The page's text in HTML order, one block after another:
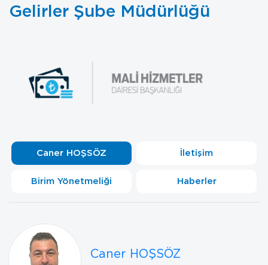
Gelirler Şube Müdürlüğü
Caner HOŞSÖZ İletişim
Birim Yönetmeliği Haberler
Caner HOŞSÖZ